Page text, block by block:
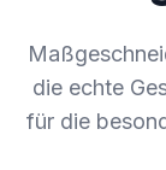
die echte
für die